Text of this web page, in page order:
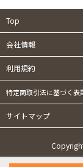
Top
会社情報
利用規約
特定商取引法に基づく表
サイトマップ